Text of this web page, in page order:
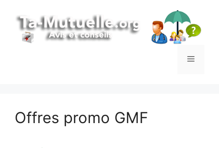
contenu
Menu
Offres promo GMF